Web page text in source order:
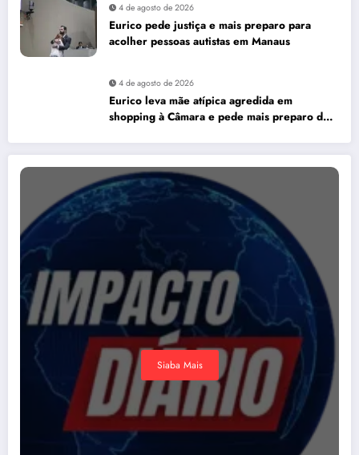
4 de agosto de 2026
Eurico pede justiça e mais preparo para
acolher pessoas autistas em Manaus
4 de agosto de 2026
Eurico leva mãe atípica agredida em
shopping à Câmara e pede mais preparo dos
Siaba Mais